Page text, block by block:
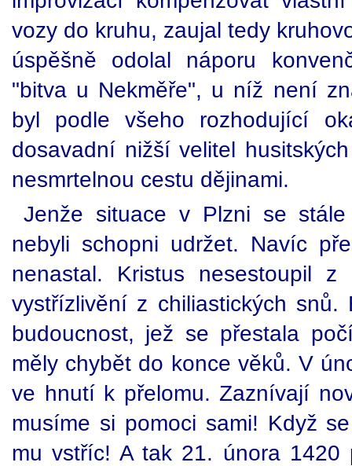
vozy do kruhu, zaujal tedy
úspěšně odolal náporu
"bitva u Nekměře", u níž není
byl podle všeho rozhodující
dosavadní nižší velitel
nesmrtelnou cestu dějinami.
Jenže situace v Plzni se
nebyli schopni udržet. Navíc
nenastal. Kristus nesestoupil z
vystřízlivění z chiliastických
budoucnost, jež se přestala
měly chybět do konce věků. V
ve hnutí k přelomu. Zaznívají
musíme si pomoci sami! Když
mu vstříc! A tak 21. února 1420